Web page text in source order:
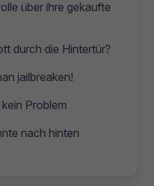
über ihre gekaufte
durch die Hintertür?
jailbreaken!
Problem
nach hinten